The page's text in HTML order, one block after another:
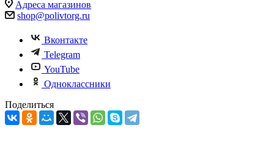
Адреса магазинов
shop@polivtorg.ru
Вконтакте
Telegram
YouTube
Одноклассники
Поделиться